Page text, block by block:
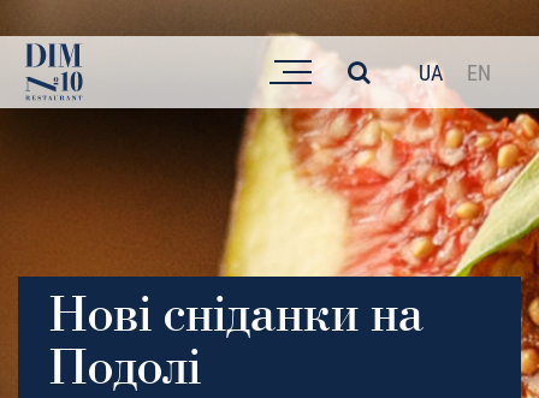
UA EN
Нові сніданки на
Подолі